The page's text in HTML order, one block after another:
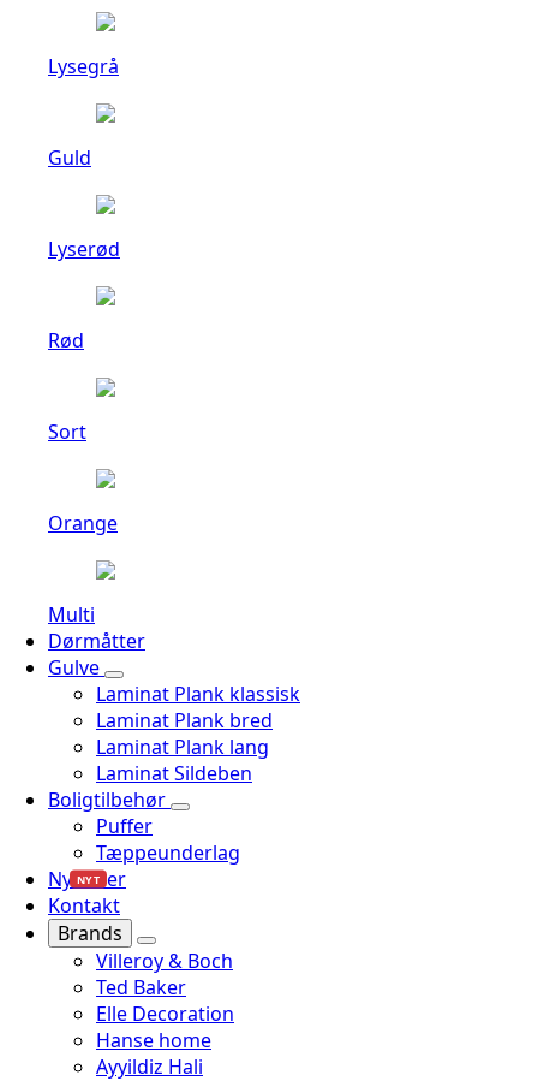
Lysegrå
Guld
Lyserød
Rød
Sort
Orange
Multi
Dørmåtter
Gulve
Laminat Plank klassisk
Laminat Plank bred
Laminat Plank lang
Laminat Sildeben
Boligtilbehør
Puffer
Tæppeunderlag
Nyheder
NYT
Kontakt
Brands
Villeroy & Boch
Ted Baker
Elle Decoration
Hanse home
Ayyildiz Hali